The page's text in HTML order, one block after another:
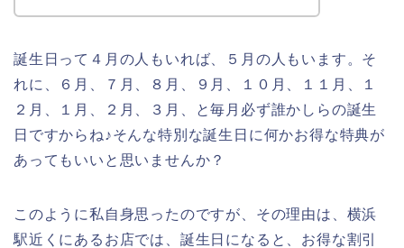
誕生日って４月の人もいれば、５月の人もいます。そ
れに、６月、７月、８月、９月、１０月、１１月、１
２月、１月、２月、３月、と毎月必ず誰かしらの誕生
日ですからね♪そんな特別な誕生日に何かお得な特典が
あってもいいと思いませんか？
このように私自身思ったのですが、その理由は、横浜
駅近くにあるお店では、誕生日になると、お得な割引